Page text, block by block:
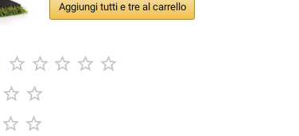
Aggiungi tutti e tre al carrello
    
 
 